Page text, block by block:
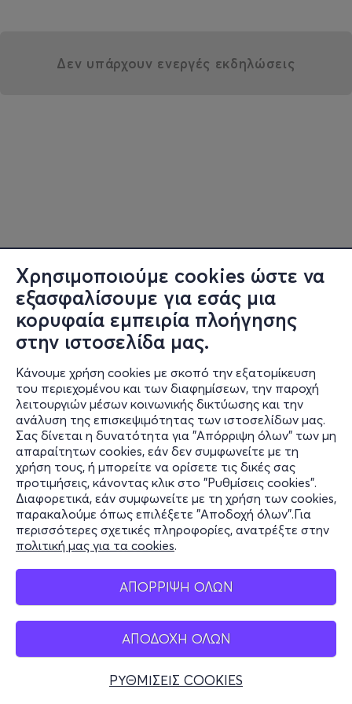
Χρησιμοποιούμε cookies ώστε να
εξασφαλίσουμε για εσάς μια
κορυφαία εμπειρία πλοήγησης
στην ιστοσελίδα μας.
Κάνουμε χρήση cookies με σκοπό την εξατομίκευση
του περιεχομένου και των διαφημίσεων, την παροχή
λειτουργιών μέσων κοινωνικής δικτύωσης και την
ανάλυση της επισκεψιμότητας των ιστοσελίδων μας.
Σας δίνεται η δυνατότητα για "Απόρριψη όλων" των μη
απαραίτητων cookies, εάν δεν συμφωνείτε με τη
χρήση τους, ή μπορείτε να ορίσετε τις δικές σας
προτιμήσεις, κάνοντας κλικ στο "Ρυθμίσεις cookies".
Διαφορετικά, εάν συμφωνείτε με τη χρήση των cookies,
παρακαλούμε όπως επιλέξετε "Αποδοχή όλων".Για
περισσότερες σχετικές πληροφορίες, ανατρέξτε στην
πολιτική μας για τα cookies.
ΑΠΟΡΡΙΨΗ ΟΛΩΝ
ΑΠΟΔΟΧΗ ΟΛΩΝ
ΡΥΘΜΙΣΕΙΣ COOKIES
Δεν υπάρχουν ενεργές εκδηλώσεις